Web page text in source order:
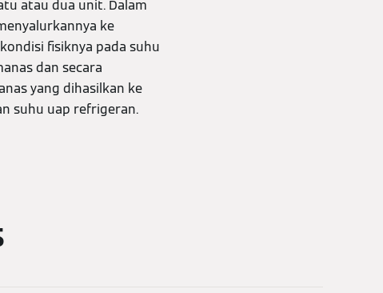
atau dua unit. Dalam
ke
fisiknya pada suhu
dan secara
yang dihasilkan ke
suhu uap refrigeran.